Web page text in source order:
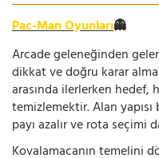
Pac-Man Oyunları👻
Arcade geleneğinden
dikkat ve doğru karar
arasında ilerlerken
temizlemektir. Alan
payı azalır ve rota
Kovalamacanın temelini